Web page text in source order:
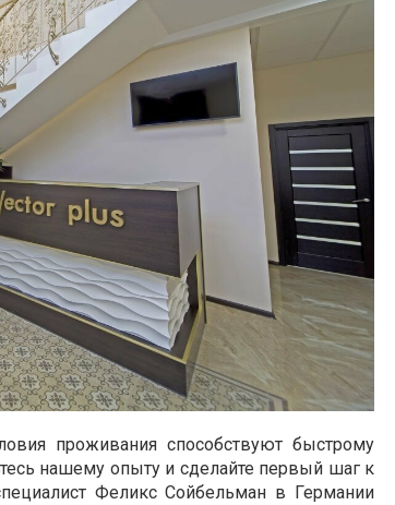
проживания способствуют быстрому
нашему опыту и сделайте первый шаг к
Феликс Сойбельман в Германии